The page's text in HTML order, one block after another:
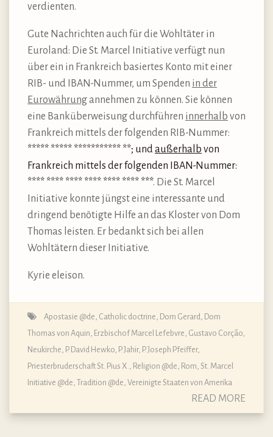
verdienten.
Gute Nachrichten auch für die Wohltäter in
Euroland: Die St. Marcel Initiative verfügt nun
über ein in Frankreich basiertes Konto mit einer
RIB- und IBAN-Nummer, um Spenden in der
Eurowährungannehmen zu können. Sie können
eine Banküberweisung durchführen innerhalb von
Frankreich mittels der folgenden RIB-Nummer:
***** ***** *********** **; undaußerhalb von
Frankreich mittels der folgenden IBAN-Nummer:
**** **** **** **** **** **** ***. Die St. Marcel
Initiative konnte jüngst eine interessante und
dringend benötigte Hilfe an das Kloster von Dom
Thomas leisten. Er bedankt sich bei allen
Wohltätern dieser Initiative.
Kyrie eleison.
Apostasie @de Catholic doctrine Dom Gerard Dom
Thomas von Aquin Erzbischof Marcel Lefebvre Gustavo Corção
Neukirche P. David Hewko P. Jahir, P. Joseph Pfeiffer,
Priesterbruderschaft St. Pius X.
Religion @de Rom St. Marcel
Initiative @de Tradition @de Vereinigte Staaten von Amerika
READ MORE